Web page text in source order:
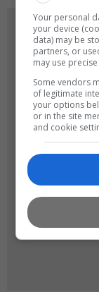
Your personal
your device
data) may be
partners, or
may use
Some vendors
of legitimate
your options
or in the site
and cookie